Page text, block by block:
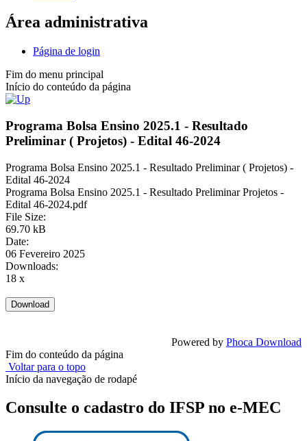
Área administrativa
Página de login
Fim do menu principal
Início do conteúdo da página
Programa Bolsa Ensino 2025.1 - Resultado
Preliminar ( Projetos) - Edital 46-2024
Programa Bolsa Ensino 2025.1 - Resultado Preliminar ( Projetos) -
Edital 46-2024
Programa Bolsa Ensino 2025.1 - Resultado Preliminar Projetos -
Edital 46-2024.pdf
File Size:
69.70 kB
Date:
06 Fevereiro 2025
Downloads:
18 x
Powered by Phoca Download
Fim do conteúdo da página
Voltar para o topo
Início da navegação de rodapé
Consulte o cadastro do IFSP no e-MEC